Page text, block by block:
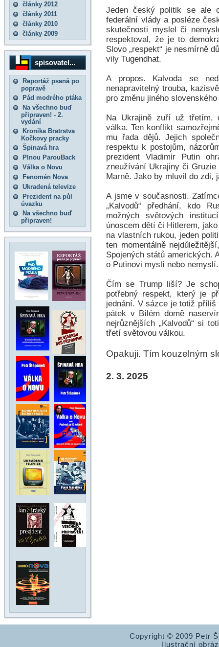
články 2012
články 2011
články 2010
články 2009
spisovatel...
Reportáž psaná po
popravě
Pád modrého ptáka
Na všechno buď
připraven! - 2.
vydání
Kronika Bratrstva
Kočkovy pracky
Špinavá hra
Plnou ParouBack
Válka o Novu
Fenomén Nova
Ukradená televize
Prezident na půl
úvazku
Na všechno buď
připraven!
Jeden český politik se ale
federální vlády a posléze
skutečnosti myslel či
respektoval, že je to
Slovo „respekt“ je nesmírně
vily Tugendhat.
A propos. Kalvoda se
nenapravitelný trouba,
pro změnu jiného
Na Ukrajině zuří už třetím,
válka. Ten konflikt
mu řada dějů. Jejich
respektu k postojům,
prezident Vladimir Putin
zneužívání Ukrajiny či Gruzie
Marně. Jako by mluvil do zdi,
A jsme v současnosti.
„Kalvodů“ předhání, kdo
možných světových
únoscem dětí či Hitlerem,
na vlastních rukou, jeden
ten momentálně
Spojených států amerických.
o Putinovi myslí nebo nemyslí.
Čím se Trump liší? Je
potřebný respekt, který je
jednání. V sázce je totiž příliš
pátek v Bílém domě
nejrůznějších „Kalvodů“ si
třetí světovou válkou.
Opakuji. Tím kouzelným
2. 3. 2025
Copyright © 2009 Petr
Ilustrační